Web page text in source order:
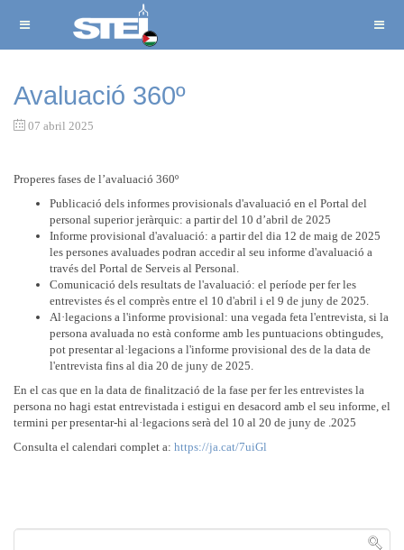
Avaluació 360º
07 abril 2025
Properes fases de l’avaluació 360º
Publicació dels informes provisionals d'avaluació en el Portal del
personal superior jeràrquic: a partir del 10 d’abril de 2025
Informe provisional d'avaluació: a partir del dia 12 de maig de 2025
les persones avaluades podran accedir al seu informe d'avaluació a
través del Portal de Serveis al Personal.
Comunicació dels resultats de l'avaluació: el període per fer les
entrevistes és el comprès entre el 10 d'abril i el 9 de juny de 2025.
Al·legacions a l'informe provisional: una vegada feta l'entrevista, si la
persona avaluada no està conforme amb les puntuacions obtingudes,
pot presentar al·legacions a l'informe provisional des de la data de
l'entrevista fins al dia 20 de juny de 2025.
En el cas que en la data de finalització de la fase per fer les entrevistes la
persona no hagi estat entrevistada i estigui en desacord amb el seu informe, el
termini per presentar-hi al·legacions serà del 10 al 20 de juny de .2025
Consulta el calendari complet a: https://ja.cat/7uiGl